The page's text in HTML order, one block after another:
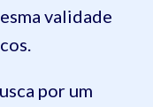
validade
por um